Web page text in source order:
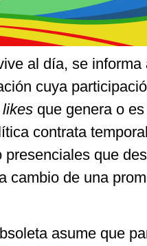
al día, se
cuya
likes que genera o
contrata
que
cambio de una
asume que